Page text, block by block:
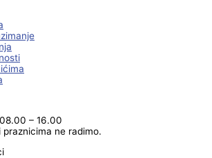
– 16.00
ne radimo.